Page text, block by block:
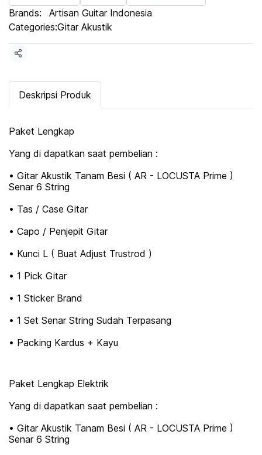
Brands:
Artisan Guitar Indonesia
Categories:Gitar Akustik
Share
Deskripsi Produk
Paket Lengkap
Yang di dapatkan saat pembelian :
• Gitar Akustik Tanam Besi ( AR - LOCUSTA Prime )
Senar 6 String
• Tas / Case Gitar
• Capo / Penjepit Gitar
• Kunci L ( Buat Adjust Trustrod )
• 1 Pick Gitar
• 1 Sticker Brand
• 1 Set Senar String Sudah Terpasang
• Packing Kardus + Kayu
Paket Lengkap Elektrik
Yang di dapatkan saat pembelian :
• Gitar Akustik Tanam Besi ( AR - LOCUSTA Prime )
Senar 6 String